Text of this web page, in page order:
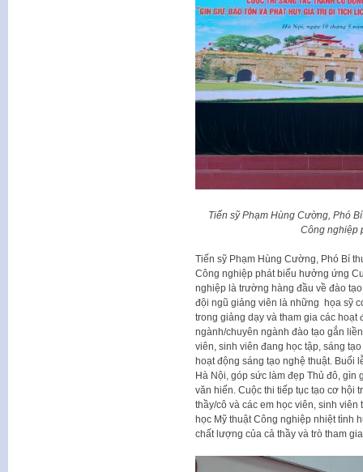
Tiến sỹ Phạm Hùng Cường, Phó
Công nghiệp
Tiến sỹ Phạm Hùng Cường, Phó Bí
Công nghiệp phát biểu hưởng ứng
nghiệp là trường hàng đầu về đào
đội ngũ giảng viên là những họa sỹ
trong giảng dạy và tham gia các
ngành/chuyên ngành đào tạo gắn
viên, sinh viên đang học tập, sáng
hoạt động sáng tạo nghệ thuật. Buổi
Hà Nội, góp sức làm đẹp Thủ đô, gìn
văn hiến. Cuộc thi tiếp tục tạo cơ hội
thầy/cô và các em học viên, sinh
học Mỹ thuật Công nghiệp nhiệt tình
chất lượng của cả thầy và trò tham